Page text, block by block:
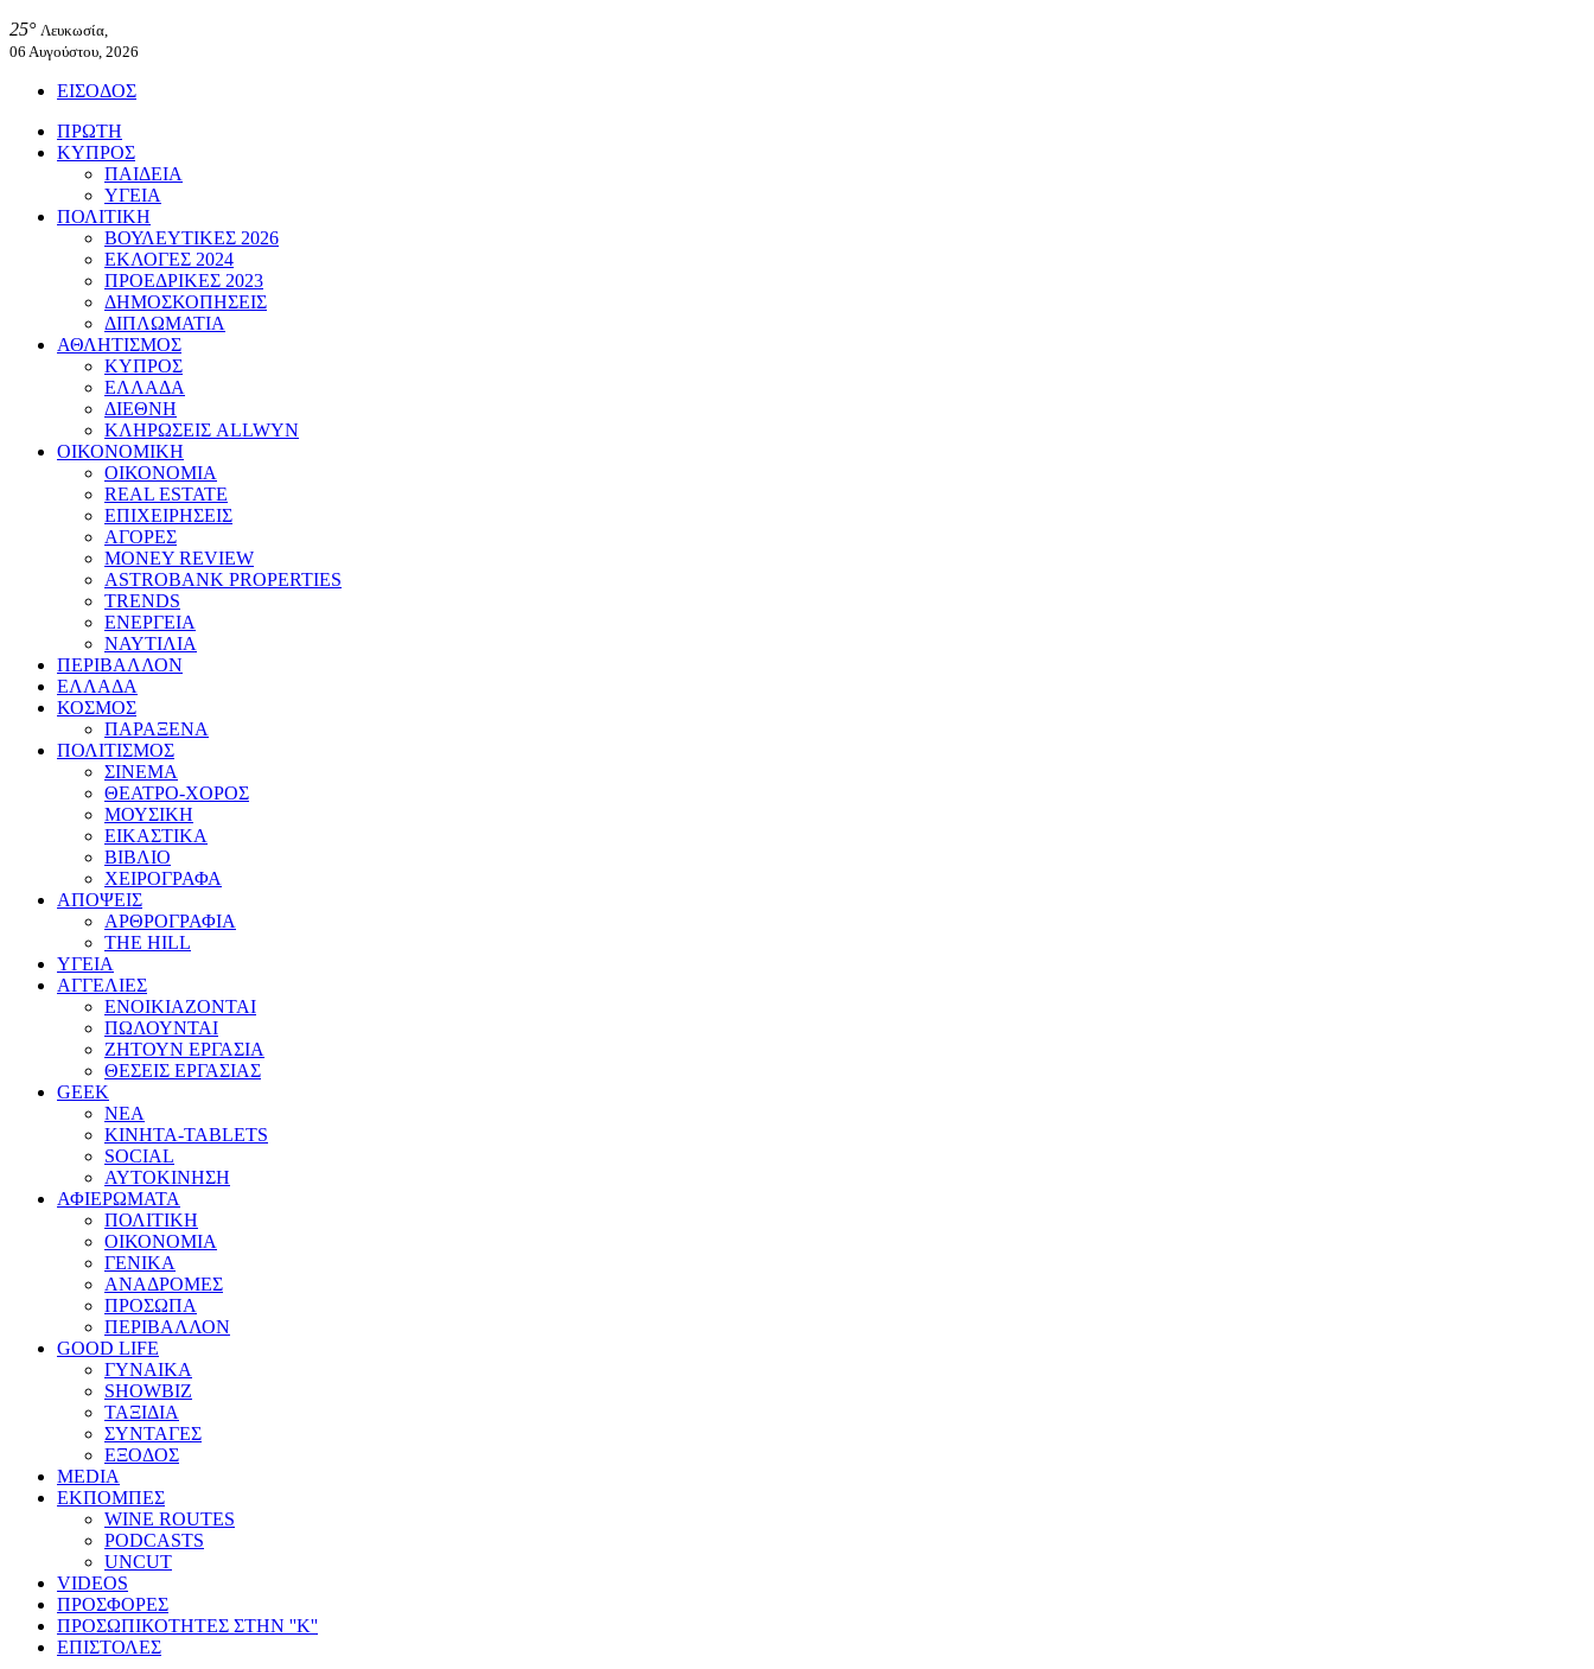
25° Λευκωσία,
06 Αυγούστου, 2026
ΕΙΣΟΔΟΣ
ΠΡΩΤΗ
ΚΥΠΡΟΣ
ΠΑΙΔΕΙΑ
ΥΓΕΙΑ
ΠΟΛΙΤΙΚΗ
ΒΟΥΛΕΥΤΙΚΕΣ 2026
ΕΚΛΟΓΕΣ 2024
ΠΡΟΕΔΡΙΚΕΣ 2023
ΔΗΜΟΣΚΟΠΗΣΕΙΣ
ΔΙΠΛΩΜΑΤΙΑ
ΑΘΛΗΤΙΣΜΟΣ
ΚΥΠΡΟΣ
ΕΛΛΑΔΑ
ΔΙΕΘΝΗ
ΚΛΗΡΩΣΕΙΣ ALLWYN
ΟΙΚΟΝΟΜΙΚΗ
ΟΙΚΟΝΟΜΙΑ
REAL ESTATE
ΕΠΙΧΕΙΡΗΣΕΙΣ
ΑΓΟΡΕΣ
MONEY REVIEW
ASTROBANK PROPERTIES
TRENDS
ΕΝΕΡΓΕΙΑ
ΝΑΥΤΙΛΙΑ
ΠΕΡΙΒΑΛΛΟΝ
ΕΛΛΑΔΑ
ΚΟΣΜΟΣ
ΠΑΡΑΞΕΝΑ
ΠΟΛΙΤΙΣΜΟΣ
ΣΙΝΕΜΑ
ΘΕΑΤΡΟ-ΧΟΡΟΣ
ΜΟΥΣΙΚΗ
ΕΙΚΑΣΤΙΚΑ
ΒΙΒΛΙΟ
ΧΕΙΡΟΓΡΑΦΑ
ΑΠΟΨΕΙΣ
ΑΡΘΡΟΓΡΑΦΙΑ
THE HILL
ΥΓΕΙΑ
ΑΓΓΕΛΙΕΣ
ΕΝΟΙΚΙΑΖΟΝΤΑΙ
ΠΩΛΟΥΝΤΑΙ
ΖΗΤΟΥΝ ΕΡΓΑΣΙΑ
ΘΕΣΕΙΣ ΕΡΓΑΣΙΑΣ
GEEK
ΝΕΑ
ΚΙΝΗΤΑ-TABLETS
SOCIAL
ΑΥΤΟΚΙΝΗΣΗ
ΑΦΙΕΡΩΜΑΤΑ
ΠΟΛΙΤΙΚΗ
ΟΙΚΟΝΟΜΙΑ
ΓΕΝΙΚΑ
ΑΝΑΔΡΟΜΕΣ
ΠΡΟΣΩΠΑ
ΠΕΡΙΒΑΛΛΟΝ
GOOD LIFE
ΓΥΝΑΙΚΑ
SHOWBIZ
ΤΑΞΙΔΙΑ
ΣΥΝΤΑΓΕΣ
ΕΞΟΔΟΣ
MEDIA
ΕΚΠΟΜΠΕΣ
WINE ROUTES
PODCASTS
UNCUT
VIDEOS
ΠΡΟΣΦΟΡΕΣ
ΠΡΟΣΩΠΙΚΟΤΗΤΕΣ ΣΤΗΝ ''Κ''
ΕΠΙΣΤΟΛΕΣ